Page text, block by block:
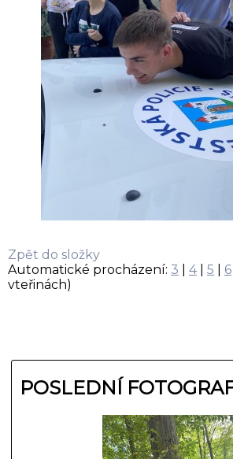
Zpět do složky
Automatické procházení: 3 4| 5 6
vteřinách)
POSLEDNÍ